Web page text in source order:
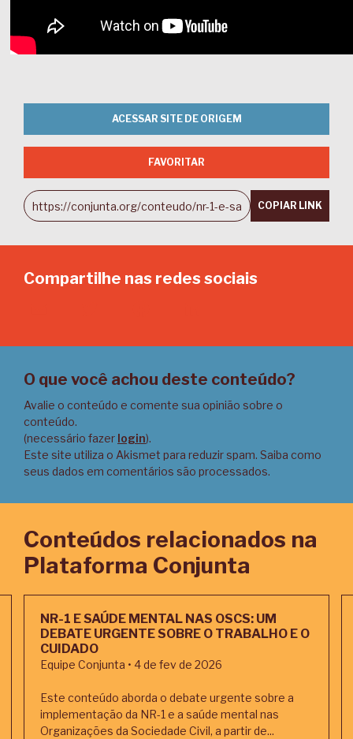
ACESSAR SITE DE ORIGEM
FAVORITAR
COPIAR LINK
Compartilhe nas redes sociais
O que você achou deste conteúdo?
Avalie o conteúdo e comente sua opinião sobre o
conteúdo.
(necessário fazer login).
Este site utiliza o Akismet para reduzir spam. Saiba como
seus dados em comentários são processados.
Conteúdos relacionados na
Plataforma Conjunta
NR-1 E SAÚDE MENTAL NAS OSCS: UM
DEBATE URGENTE SOBRE O TRABALHO E O
CUIDADO
Equipe Conjunta • 4 de fev de 2026
Este conteúdo aborda o debate urgente sobre a
implementação da NR-1 e a saúde mental nas
Organizações da Sociedade Civil, a partir de...